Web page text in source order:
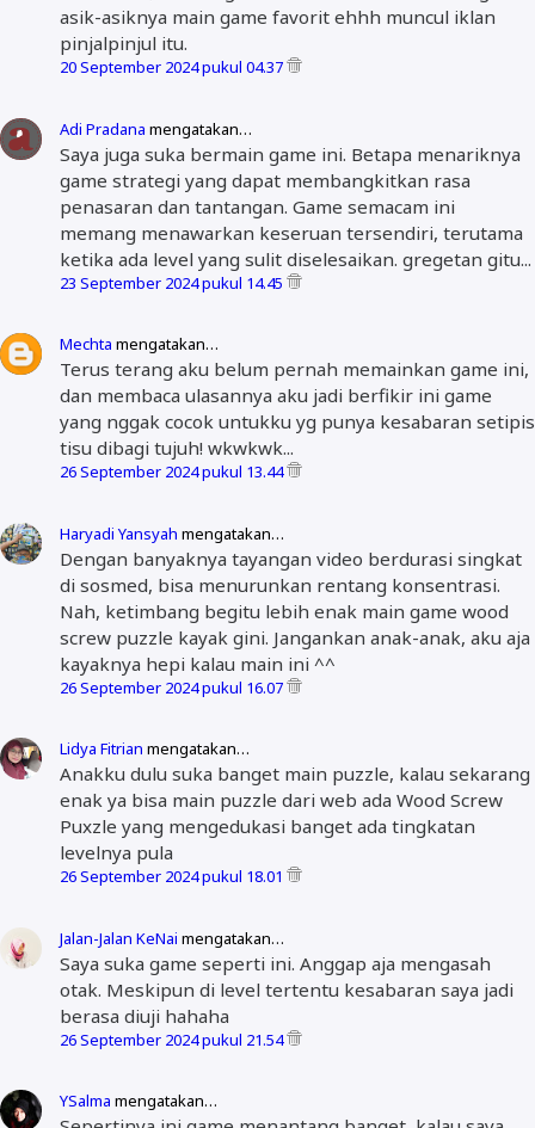
asik-asiknya main game favorit ehhh muncul iklan
pinjalpinjul itu.
20 September 2024 pukul 04.37
Adi Pradana mengatakan…
Saya juga suka bermain game ini. Betapa menariknya
game strategi yang dapat membangkitkan rasa
penasaran dan tantangan. Game semacam ini
memang menawarkan keseruan tersendiri, terutama
ketika ada level yang sulit diselesaikan. gregetan gitu...
23 September 2024 pukul 14.45
Mechta mengatakan…
Terus terang aku belum pernah memainkan game ini,
dan membaca ulasannya aku jadi berfikir ini game
yang nggak cocok untukku yg punya kesabaran setipis
tisu dibagi tujuh! wkwkwk...
26 September 2024 pukul 13.44
Haryadi Yansyah mengatakan…
Dengan banyaknya tayangan video berdurasi singkat
di sosmed, bisa menurunkan rentang konsentrasi.
Nah, ketimbang begitu lebih enak main game wood
screw puzzle kayak gini. Jangankan anak-anak, aku aja
kayaknya hepi kalau main ini ^^
26 September 2024 pukul 16.07
Lidya Fitrian mengatakan…
Anakku dulu suka banget main puzzle, kalau sekarang
enak ya bisa main puzzle dari web ada Wood Screw
Puxzle yang mengedukasi banget ada tingkatan
levelnya pula
26 September 2024 pukul 18.01
Jalan-Jalan KeNai mengatakan…
Saya suka game seperti ini. Anggap aja mengasah
otak. Meskipun di level tertentu kesabaran saya jadi
berasa diuji hahaha
26 September 2024 pukul 21.54
YSalma mengatakan…